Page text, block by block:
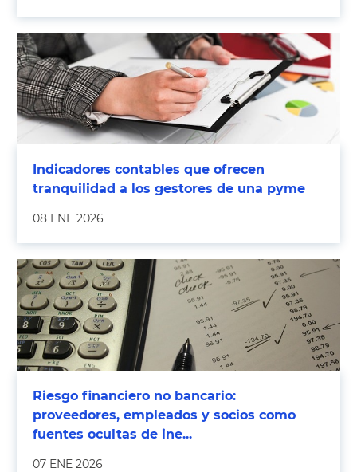
Indicadores contables que ofrecen
tranquilidad a los gestores de una pyme
08 ENE 2026
Riesgo financiero no bancario:
proveedores, empleados y socios como
fuentes ocultas de ine...
07 ENE 2026